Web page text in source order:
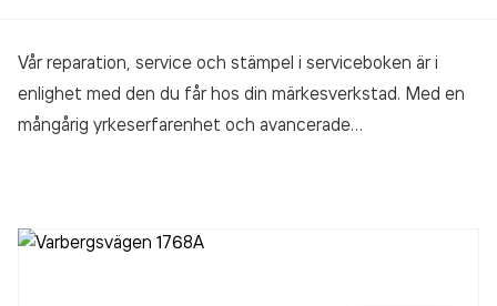
Vår reparation, service och stämpel i serviceboken är i
enlighet med den du får hos din märkesverkstad. Med en
mångårig yrkeserfarenhet och avancerade